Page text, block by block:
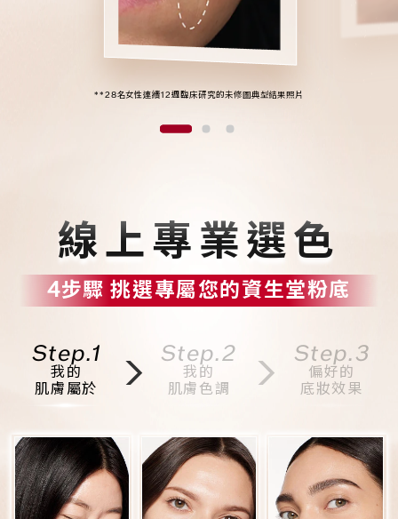
**28名女性連續12週臨床研究的未修圖典型結果照片
線上專業選色
4步驟 挑選專屬您的資生堂粉底
Step.1
我的
肌膚屬於
Step.2
我的
肌膚色調
Step.3
偏好的
底妝效果